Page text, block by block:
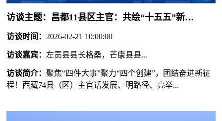
访谈主题： 昌都11县区主官：共绘“十五五”新蓝图！
访谈时间： 2026-02-21 10:00:00
访谈嘉宾： 左贡县县长格桑，芒康县县...
访谈简介：聚焦“四件大事”聚力“四个创建”，团结奋进新征
程！西藏74县（区）主官话发展、明路径、亮举...